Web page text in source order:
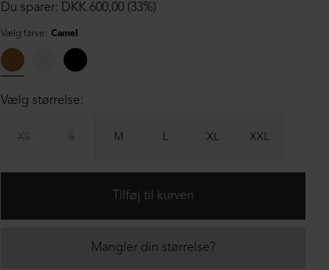
Du sparer: DKK 600,00 (33%)
Vælg farve: Camel
Vælg størrelse:
XS S M L XL XXL
Mangler din størrelse?